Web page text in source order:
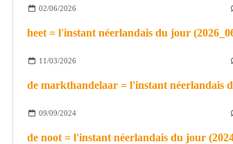
02/06/2026
11/03/2026
09/09/2024